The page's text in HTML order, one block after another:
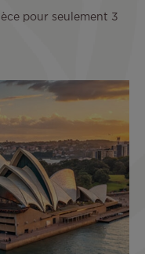
pour seulement 3